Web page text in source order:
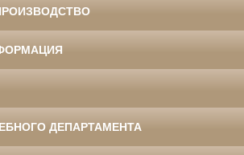
ДЕПАРТАМЕНТА